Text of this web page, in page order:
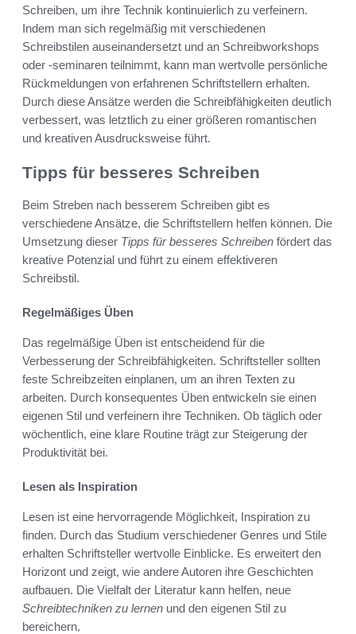
Schreiben, um ihre Technik kontinuierlich zu verfeinern.
Indem man sich regelmäßig mit verschiedenen
Schreibstilen auseinandersetzt und an Schreibworkshops
oder -seminaren teilnimmt, kann man wertvolle persönliche
Rückmeldungen von erfahrenen Schriftstellern erhalten.
Durch diese Ansätze werden die Schreibfähigkeiten deutlich
verbessert, was letztlich zu einer größeren romantischen
und kreativen Ausdrucksweise führt.
Tipps für besseres Schreiben
Beim Streben nach besserem Schreiben gibt es
verschiedene Ansätze, die Schriftstellern helfen können. Die
Umsetzung dieser Tipps für besseres Schreiben fördert das
kreative Potenzial und führt zu einem effektiveren
Schreibstil.
Regelmäßiges Üben
Das regelmäßige Üben ist entscheidend für die
Verbesserung der Schreibfähigkeiten. Schriftsteller sollten
feste Schreibzeiten einplanen, um an ihren Texten zu
arbeiten. Durch konsequentes Üben entwickeln sie einen
eigenen Stil und verfeinern ihre Techniken. Ob täglich oder
wöchentlich, eine klare Routine trägt zur Steigerung der
Produktivität bei.
Lesen als Inspiration
Lesen ist eine hervorragende Möglichkeit, Inspiration zu
finden. Durch das Studium verschiedener Genres und Stile
erhalten Schriftsteller wertvolle Einblicke. Es erweitert den
Horizont und zeigt, wie andere Autoren ihre Geschichten
aufbauen. Die Vielfalt der Literatur kann helfen, neue
Schreibtechniken zu lernen und den eigenen Stil zu
bereichern.